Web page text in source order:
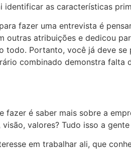
as características
fazer uma entrevista é
atribuições e dedicou
Portanto, você já deve
combinado demonstra
é saber mais sobre a
valores? Tudo isso a
em trabalhar ali, que